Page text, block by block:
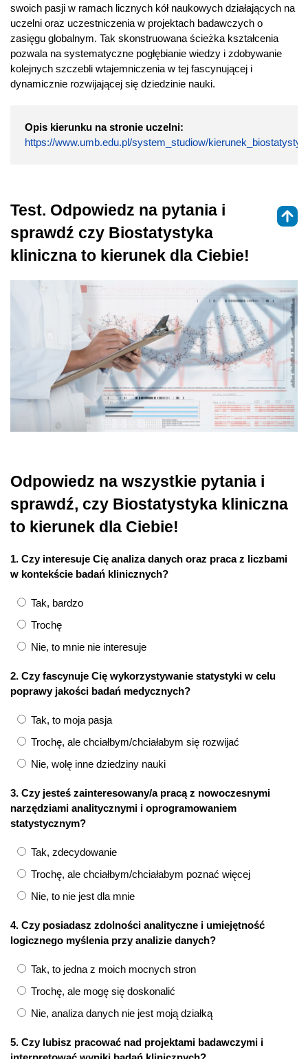
swoich pasji w ramach licznych kół naukowych działających na
uczelni oraz uczestniczenia w projektach badawczych o
zasięgu globalnym. Tak skonstruowana ścieżka kształcenia
pozwala na systematyczne pogłębianie wiedzy i zdobywanie
kolejnych szczebli wtajemniczenia w tej fascynującej i
dynamicznie rozwijającej się dziedzinie nauki.
Opis kierunku na stronie uczelni:
https://www.umb.edu.pl/system_studiow/
Test. Odpowiedz na pytania i
sprawdź czy Biostatystyka
kliniczna to kierunek dla Ciebie!
Odpowiedz na wszystkie pytania i
sprawdź, czy Biostatystyka kliniczna
to kierunek dla Ciebie!
1. Czy interesuje Cię analiza danych oraz praca z liczbami
w kontekście badań klinicznych?
Tak, bardzo
Trochę
Nie, to mnie nie interesuje
2. Czy fascynuje Cię wykorzystywanie statystyki w celu
poprawy jakości badań medycznych?
Tak, to moja pasja
Trochę, ale chciałbym/chciałabym się rozwijać
Nie, wolę inne dziedziny nauki
3. Czy jesteś zainteresowany/a pracą z nowoczesnymi
narzędziami analitycznymi i oprogramowaniem
statystycznym?
Tak, zdecydowanie
Trochę, ale chciałbym/chciałabym poznać więcej
Nie, to nie jest dla mnie
4. Czy posiadasz zdolności analityczne i umiejętność
logicznego myślenia przy analizie danych?
Tak, to jedna z moich mocnych stron
Trochę, ale mogę się doskonalić
Nie, analiza danych nie jest moją działką
5. Czy lubisz pracować nad projektami badawczymi i